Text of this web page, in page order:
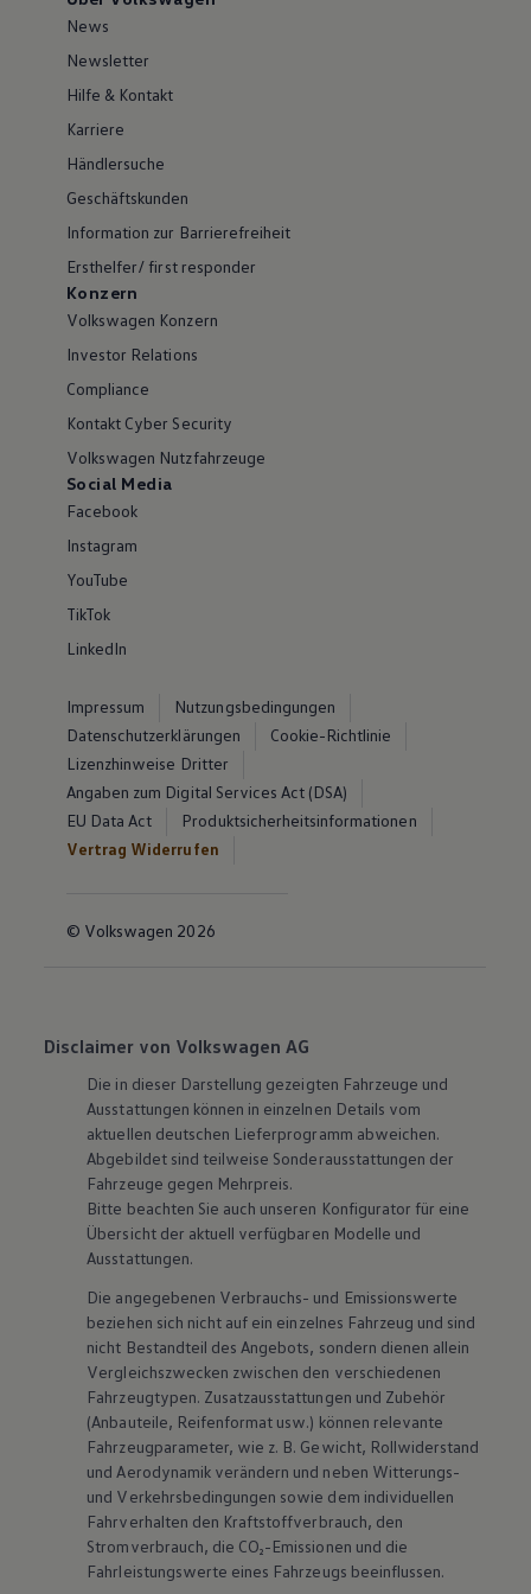
News
Newsletter
Hilfe & Kontakt
Karriere
Händlersuche
Geschäftskunden
Information zur Barrierefreiheit
Ersthelfer/ first responder
Konzern
Volkswagen Konzern
Investor Relations
Compliance
Kontakt Cyber Security
Volkswagen Nutzfahrzeuge
Social Media
Facebook
Instagram
YouTube
TikTok
LinkedIn
Impressum
Nutzungsbedingungen
Datenschutzerklärungen
Cookie-Richtlinie
Lizenzhinweise Dritter
Angaben zum Digital Services Act (DSA)
EU Data Act
Produktsicherheitsinformationen
Vertrag Widerrufen
© Volkswagen 2026
Disclaimer von Volkswagen AG
Die in dieser Darstellung gezeigten Fahrzeuge und
Ausstattungen können in einzelnen Details vom
aktuellen deutschen Lieferprogramm abweichen.
Abgebildet sind teilweise Sonderausstattungen der
Fahrzeuge gegen Mehrpreis.
Bitte beachten Sie auch unseren Konfigurator für eine
Übersicht der aktuell verfügbaren Modelle und
Ausstattungen.
Die angegebenen Verbrauchs- und Emissionswerte
beziehen sich nicht auf ein einzelnes Fahrzeug und sind
nicht Bestandteil des Angebots, sondern dienen allein
Vergleichszwecken zwischen den verschiedenen
Fahrzeugtypen. Zusatzausstattungen und Zubehör
(Anbauteile, Reifenformat usw.) können relevante
Fahrzeugparameter, wie z. B. Gewicht, Rollwiderstand
und Aerodynamik verändern und neben Witterungs-
und Verkehrsbedingungen sowie dem individuellen
Fahrverhalten den Kraftstoffverbrauch, den
Stromverbrauch, die CO₂-Emissionen und die
Fahrleistungswerte eines Fahrzeugs beeinflussen.